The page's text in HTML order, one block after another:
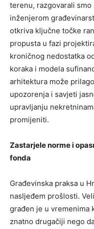
terenu, razgovarali smo
inženjerom
otkriva ključne točke
propusta u fazi
kroničnog nedostatka
koraka i modela
arhitektura može
upozorenja i savjeti
upravljanju
promijeniti.
Zastarjele norme i
fonda
Građevinska praksa u
nasljeđem prošlosti.
građen je u vremenima
znatno drugačiji nego